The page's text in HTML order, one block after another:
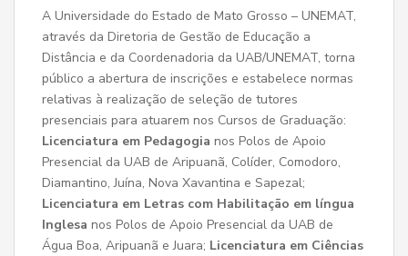
A Universidade do Estado de Mato Grosso – UNEMAT,
através da Diretoria de Gestão de Educação a
Distância e da Coordenadoria da UAB/UNEMAT, torna
público a abertura de inscrições e estabelece normas
relativas à realização de seleção de tutores
presenciais para atuarem nos Cursos de Graduação:
Licenciatura em Pedagogia nos Polos de Apoio
Presencial da UAB de Aripuanã, Colíder, Comodoro,
Diamantino, Juína, Nova Xavantina e Sapezal;
Licenciatura em Letras com Habilitação em língua
Inglesa nos Polos de Apoio Presencial da UAB de
Água Boa, Aripuanã e Juara; Licenciatura em Ciências